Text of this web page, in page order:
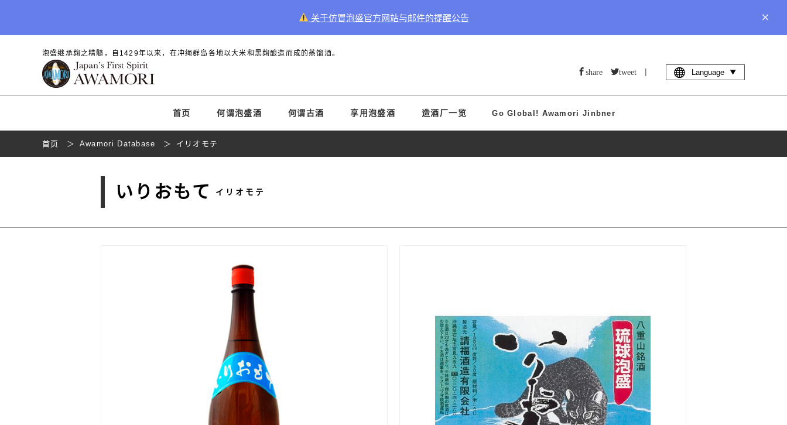
关于仿冒泡盛官方网站与邮件的提醒公告 ×
泡盛继承麹之精髓，自1429年以来，在冲绳群岛各地以大米和黑麹酿造而成的蒸馏酒。
share tweet | Language
首页 何谓泡盛酒 何谓古酒 享用泡盛酒 造酒厂一览 Go Global! Awamori Jinbner
首页 Awamori Database イリオモテ
いりおもて イリオモテ